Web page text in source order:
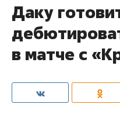
Даку
в матче с